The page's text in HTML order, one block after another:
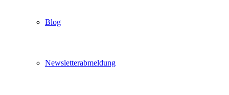
Blog
Newsletterabmeldung